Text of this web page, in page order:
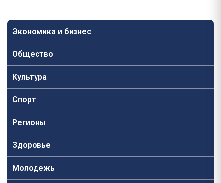
Экономика и бизнес
Общество
Культура
Спорт
Регионы
Здоровье
Молодежь